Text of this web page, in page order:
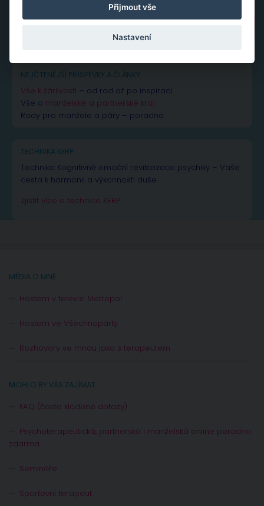
Vyhledávání
NEJČTENĚJŠÍ PŘÍSPĚVKY A ČLÁNKY
Vše k žárlivosti – od rad až po inspiraci
Vše o manželské a partnerské krizi
Rady pro manžele a páry – poradna
TECHNIKA KERP
Technika Kognitivně emoční revitalizace psychiky – Vaše
cesta k harmonii a výkonnosti duše.
Zjistit více o technice KERP
MÉDIA O MNĚ
Hostem v televizi Metropol
Hostem ve Všechnopárty
Rozhovory se mnou jako s terapeutem
MOHLO BY VÁS ZAJÍMAT
FAQ (často kladené dotazy)
Psychoterapeutická, partnerská i manželská online poradna
zdarma
Semináře
Sportovní terapeut
Přijmout vše
Nastavení